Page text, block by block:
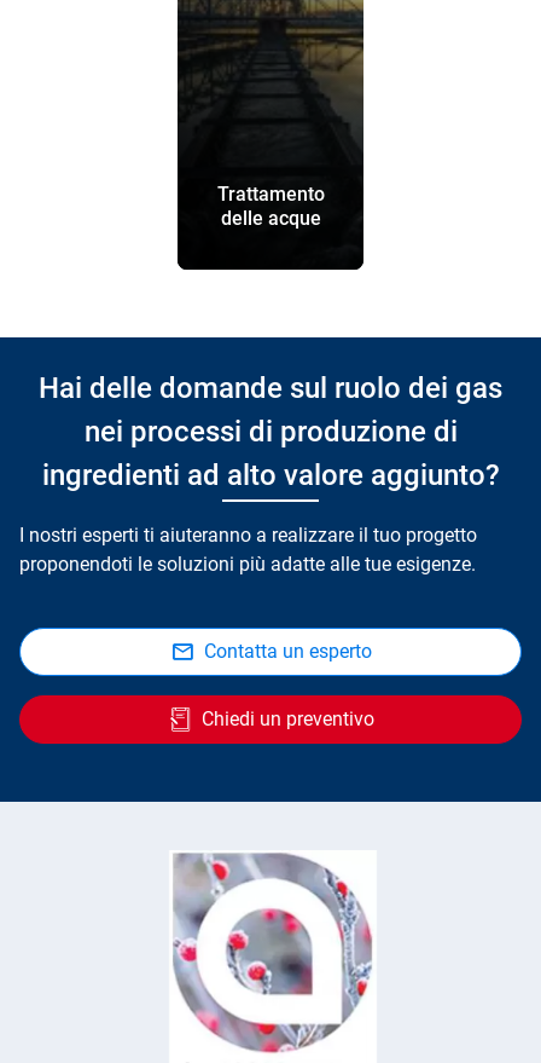
Trattamento
delle acque
Hai delle domande sul ruolo dei gas
nei processi di produzione di
ingredienti ad alto valore aggiunto?
I nostri esperti ti aiuteranno a realizzare il tuo progetto
proponendoti le soluzioni più adatte alle tue esigenze.
Contatta un esperto
Chiedi un preventivo